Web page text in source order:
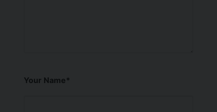
Your Name*